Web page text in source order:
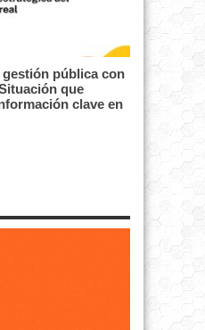
pública con
que
clave en